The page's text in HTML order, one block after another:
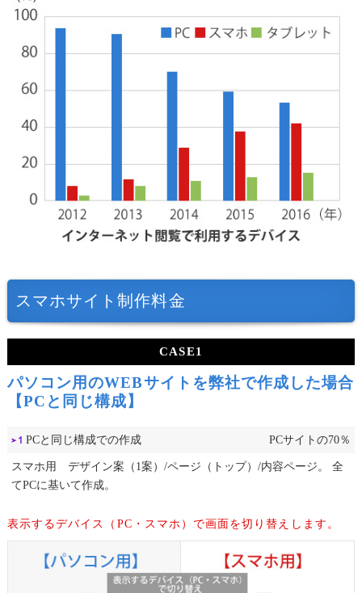
スマホサイト制作料金
CASE1
パソコン用のWEBサイトを弊社で作成した場合
【PCと同じ構成】
PCと同じ構成での作成 PCサイトの70％
スマホ用 デザイン案（1案）/ページ（トップ）/内容ページ。
全
てPCに基いて作成。
表示するデバイス（PC・スマホ）で画面を切り替えします。